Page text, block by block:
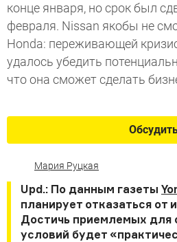
конце января, но срок был
февраля. Nissan якобы не
Honda: переживающей
удалось убедить
что она сможет сделать
Мария Руцкая
Upd.: По данным газеты
планирует отказаться от
Достичь приемлемых для
условий будет